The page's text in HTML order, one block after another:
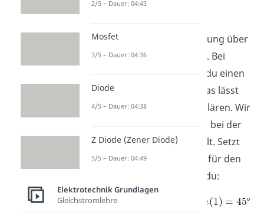
Phasenwinkel
der Schaltung über
der Frequenz aufgetragen. Bei
siehst du einen
Winkel
°. Das lässt
sich auch ganz einfach erklären. Wir
haben vorher gesagt, dass bei der
Grenzfrequenz
gilt. Setzt
du das in folgende Formel für den
Phasenwinkel ein, erhälst du:
°
2/5 – Dauer: 04:43
Mosfet
3/5 – Dauer: 04:36
Diode
4/5 – Dauer: 04:38
Z Diode (Zener Diode)
5/5 – Dauer: 04:49
Elektrotechnik Grundlagen
Gleichstromlehre